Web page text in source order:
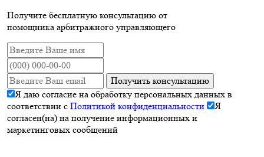
Получите бесплатную консультацию от
помощника арбитражного управляющего
Получить консультацию
Я даю согласие на обработку персональных данных в
соответствии с Политикой конфиденциальности
Я
согласен(на) на получение информационных и
маркетинговых сообщений